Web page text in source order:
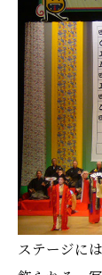
ステージに